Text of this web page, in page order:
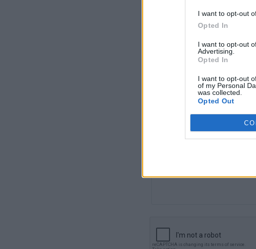
I want to opt-out
Opted In
I want to opt-out
Advertising.
Opted In
I want to opt-out
of my Personal
was collected.
Opted Out
Comentário*